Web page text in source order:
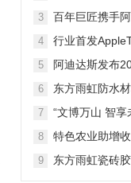
3
百年巨匠携手
4
行业首发
5
阿迪达斯发布
6
东方雨虹防水
7
“文博万山 智
8
特色农业助增
9
东方雨虹瓷砖